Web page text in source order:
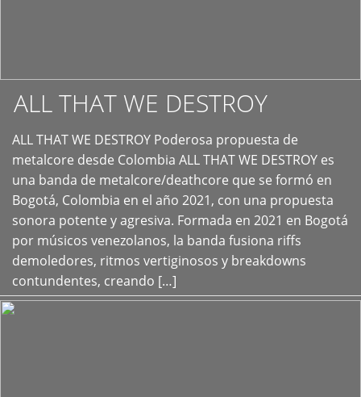
ALL THAT WE DESTROY
ALL THAT WE DESTROY Poderosa propuesta de
metalcore desde Colombia ALL THAT WE DESTROY es
una banda de metalcore/deathcore que se formó en
Bogotá, Colombia en el año 2021, con una propuesta
sonora potente y agresiva. Formada en 2021 en Bogotá
por músicos venezolanos, la banda fusiona riffs
demoledores, ritmos vertiginosos y breakdowns
contundentes, creando […]
+